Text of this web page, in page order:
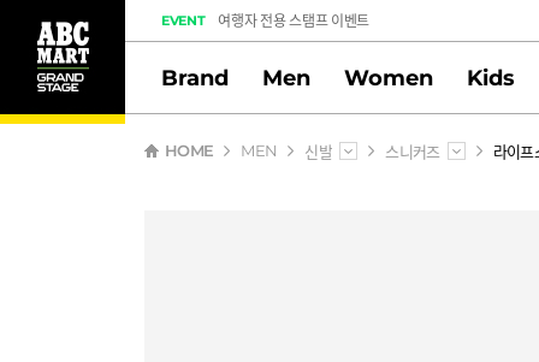
EVENT
도전! 출석체크 스탬프 이벤트
Brand Men Women Kids
HOME MEN 신발 스니커즈 라이프